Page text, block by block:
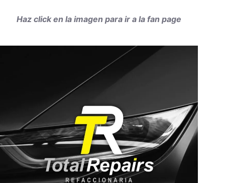
Haz click en la imagen para ir a la fan page